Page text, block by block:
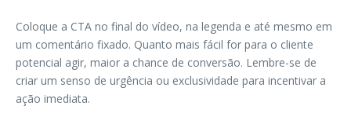
Coloque a CTA no final do vídeo, na legenda e até mesmo em
um comentário fixado. Quanto mais fácil for para o cliente
potencial agir, maior a chance de conversão. Lembre-se de
criar um senso de urgência ou exclusividade para incentivar a
ação imediata.